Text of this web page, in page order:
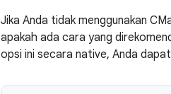
Jika Anda tidak menggunakan
apakah ada cara yang
opsi ini secara native, Anda